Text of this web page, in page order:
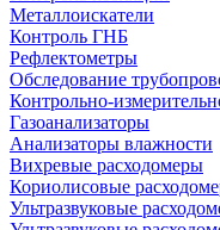
Металлоискатели
Контроль ГНБ
Рефлектометры
Обследование
Контрольно-
Газоанализаторы
Анализаторы влажности
Вихревые расходомеры
Кориолисовые
Ультразвуковые